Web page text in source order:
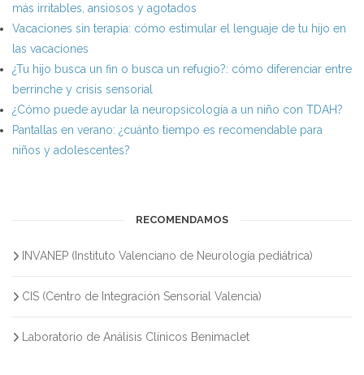
más irritables, ansiosos y agotados
Vacaciones sin terapia: cómo estimular el lenguaje de tu hijo en
las vacaciones
¿Tu hijo busca un fin o busca un refugio?: cómo diferenciar entre
berrinche y crisis sensorial
¿Cómo puede ayudar la neuropsicología a un niño con TDAH?
Pantallas en verano: ¿cuánto tiempo es recomendable para
niños y adolescentes?
RECOMENDAMOS
INVANEP (Instituto Valenciano de Neurología pediátrica)
CIS (Centro de Integración Sensorial Valencia)
Laboratorio de Análisis Clínicos Benimaclet